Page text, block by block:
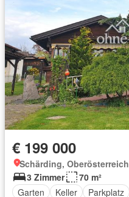
€ 199 000
Schärding, Oberösterreich
3 Zimmer
70 m²
Garten
Keller Parkplatz